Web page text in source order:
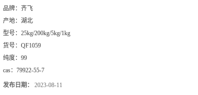
品牌： 齐飞
产地： 湖北
型号： 25kg/200kg/5kg/1kg
货号： QF1059
纯度： 99
cas： 79922-55-7
发布日期： 2023-08-11